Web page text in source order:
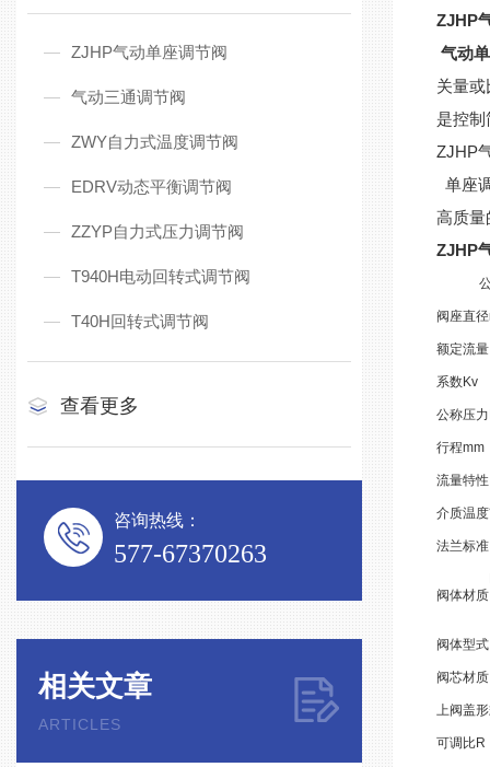
ZJHP气动单座调节阀
气动三通调节阀
ZWY自力式温度调节阀
EDRV动态平衡调节阀
ZZYP自力式压力调节阀
T940H电动回转式调节阀
T40H回转式调节阀
查看更多
咨询热线：
577-67370263
相关文章
ARTICLES
ZJHP
气动
关量
是控
ZJHP
单座
高质量
ZJHP
阀座直
额定流量
系数Kv
公称压
行程mm
流量特性
介质温
法兰标准
阀体材质
阀体型式
阀芯材质
上阀盖
可调比R